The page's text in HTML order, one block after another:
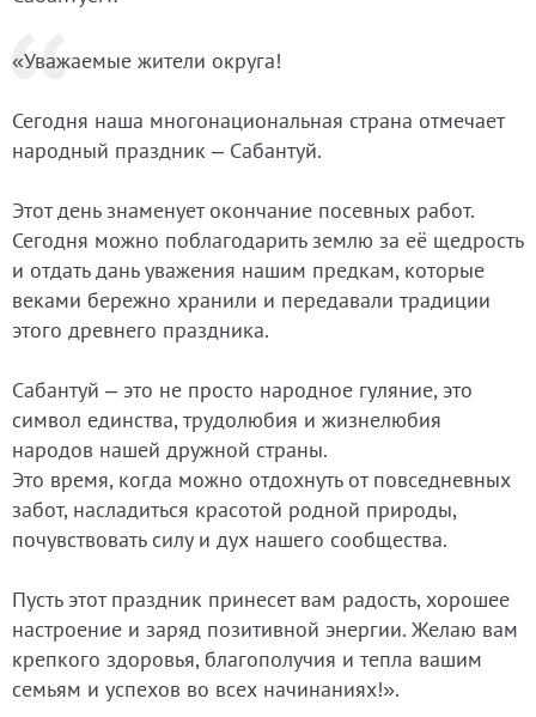
«Уважаемые жители округа!
Сегодня наша многонациональная страна отмечает
народный праздник – Сабантуй.
Этот день знаменует окончание посевных работ.
Сегодня можно поблагодарить землю за её щедрость
и отдать дань уважения нашим предкам, которые
веками бережно хранили и передавали традиции
этого древнего праздника.
Сабантуй – это не просто народное гуляние, это
символ единства, трудолюбия и жизнелюбия
народов нашей дружной страны.
Это время, когда можно отдохнуть от повседневных
забот, насладиться красотой родной природы,
почувствовать силу и дух нашего сообщества.
Пусть этот праздник принесет вам радость, хорошее
настроение и заряд позитивной энергии. Желаю вам
крепкого здоровья, благополучия и тепла вашим
семьям и успехов во всех начинаниях!».